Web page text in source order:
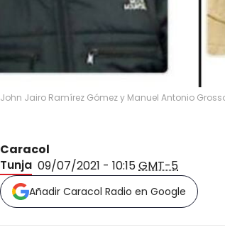
John Jairo Ramírez Gómez y Manuel Antonio
Caracol
Tunja 09/07/2021 - 10:15GMT-5
Añadir Caracol Radio en Google